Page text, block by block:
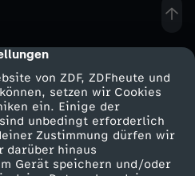
von ZDF, ZDFheute und
setzen wir Cookies
ein. Einige der
unbedingt erforderlich
Zustimmung dürfen wir
darüber hinaus
Gerät speichern und/oder
Service
ZDFmitreden